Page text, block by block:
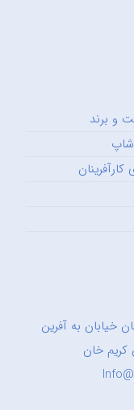
و برند
خیابان به آفرین